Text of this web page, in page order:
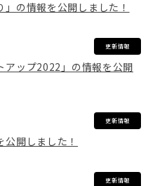
」の情報を公開しました！
更新情報
アップ2022」の情報を公開
更新情報
公開しました！
更新情報